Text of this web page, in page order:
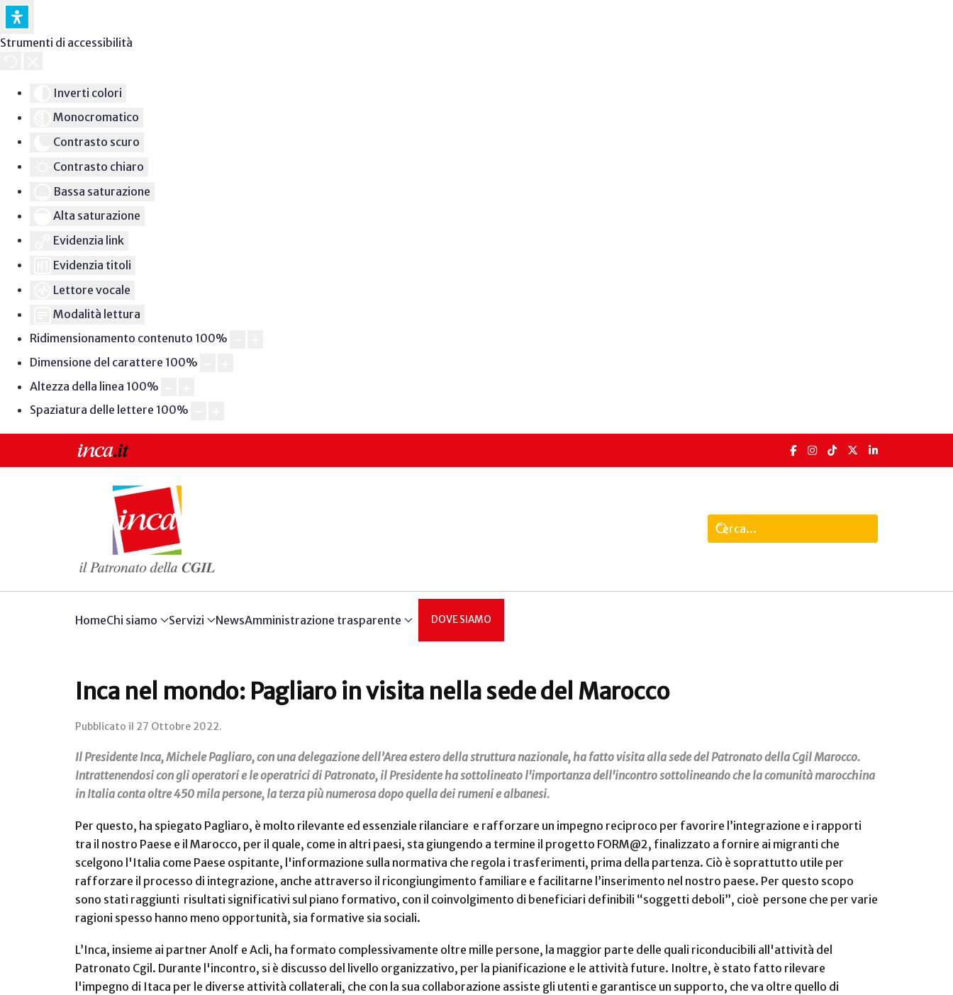
Strumenti di accessibilità
Inverti colori
Monocromatico
Contrasto scuro
Contrasto chiaro
Bassa saturazione
Alta saturazione
Evidenzia link
Evidenzia titoli
Lettore vocale
Modalità lettura
Ridimensionamento contenuto 100%
Dimensione del carattere 100%
Altezza della linea 100%
Spaziatura delle lettere 100%
HomeChi siamo Servizi NewsAmministrazione trasparente DOVE SIAMO
Inca nel mondo: Pagliaro in visita nella sede del Marocco
Pubblicato il 27 Ottobre 2022.
Il Presidente Inca, Michele Pagliaro, con una delegazione dell’Area estero della struttura nazionale, ha fatto visita alla sede del Patronato della Cgil Marocco.
Intrattenendosi con gli operatori e le operatrici di Patronato, il Presidente ha sottolineato l'importanza dell'incontro sottolineando che la comunità marocchina
in Italia conta oltre 450 mila persone, la terza più numerosa dopo quella dei rumeni e albanesi.
Per questo, ha spiegato Pagliaro, è molto rilevante ed essenziale rilanciare e rafforzare un impegno reciproco per favorire l’integrazione e i rapporti
tra il nostro Paese e il Marocco, per il quale, come in altri paesi, sta giungendo a termine il progetto FORM@2, finalizzato a fornire ai migranti che
scelgono l'Italia come Paese ospitante, l'informazione sulla normativa che regola i trasferimenti, prima della partenza. Ciò è soprattutto utile per
rafforzare il processo di integrazione, anche attraverso il ricongiungimento familiare e facilitarne l’inserimento nel nostro paese. Per questo scopo
sono stati raggiunti risultati significativi sul piano formativo, con il coinvolgimento di beneficiari definibili “soggetti deboli”, cioè persone che per varie
ragioni spesso hanno meno opportunità, sia formative sia sociali.
L’Inca, insieme ai partner Anolf e Acli, ha formato complessivamente oltre mille persone, la maggior parte delle quali riconducibili all'attività del
Patronato Cgil. Durante l'incontro, si è discusso del livello organizzativo, per la pianificazione e le attività future. Inoltre, è stato fatto rilevare
l'impegno di Itaca per le diverse attività collaterali, che con la sua collaborazione assiste gli utenti e garantisce un supporto, che va oltre quello di